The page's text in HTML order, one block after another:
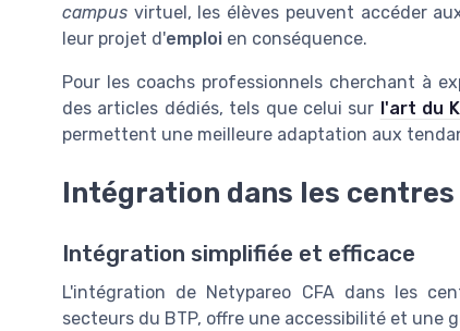
campus virtuel, les élèves peuvent accéder
leur projet d'emploi en conséquence.
Pour les coachs professionnels cherchant à
des articles dédiés, tels que celui sur l'art du
permettent une meilleure adaptation aux
Intégration dans les
Intégration simplifiée et efficace
L'intégration de Netypareo CFA dans les
secteurs du BTP, offre une accessibilité et une